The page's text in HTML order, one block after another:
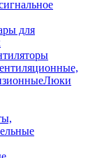
для
Люки